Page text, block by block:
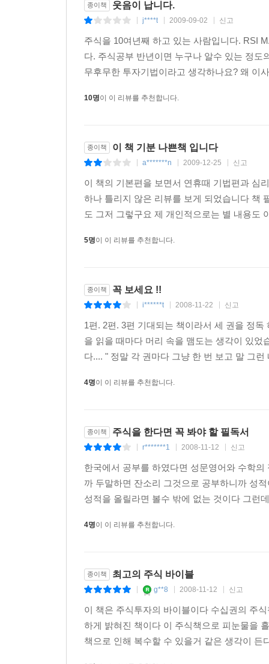
종이책 웃음이 납니다.
j****t 2009-09-02 신고
주식을 10여년째 하고 있는 사람입니다. RSI
다. 주식공부 반년이면 누구나 알수 있는 정
무후무한 투자기법이라고 생각하나요? 왜 이
10명이 이 리뷰를 추천합니다.
종이책 이 책 기분 나쁜책 입니다
a*******n 2009-12-25 신고
이 책의 기본편을 보면서 연휴때 기법편과 심
하나 틀리지 않은 리뷰를 보게 되었습니다 책
도 그저 그렇구요 제 개인적으로는 별 내용도
5명이 이 리뷰를 추천합니다.
종이책 꼭 보세요 !!
i******t 2008-11-22 신고
1편. 2편. 3편 기대되는 책이라서 세 권을 정
을 읽을 때마다 머리 속을 맴도는 생각이 있
다.... " 정말 각 권마다 그냥 한 번 보고 말 그
4명이 이 리뷰를 추천합니다.
종이책 주식을 한다면 꼭 봐야 할 필독서
r*******1 2008-11-12 신고
한국에서 공부를 하였다면 성문영어와 수학
까 두말하면 잔소리 그것으로 공부하니까 성
성적을 올릴라면 볼수 밖에 없는 것이다 그런
4명이 이 리뷰를 추천합니다.
종이책 최고의 주식 바이블
g**8 2008-11-12 신고
이 책은 주식투자의 바이블이다 수십권의 주
하게 밝혀진 책이다 이 주식책으로 피눈물을
책으로 인해 복수할 수 있을거 같은 생각이